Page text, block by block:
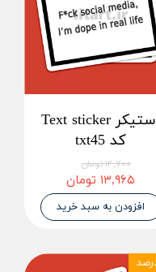
استیکر Text sticker
کد txt45
۱۴,۷۰۰ تومان
۱۳,۹۶۵ تومان
افزودن به سبد خرید